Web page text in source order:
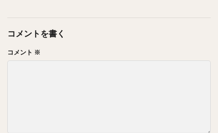
コメントを書く
コメント ※